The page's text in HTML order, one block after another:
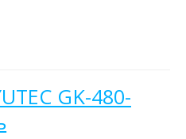
GK-480-